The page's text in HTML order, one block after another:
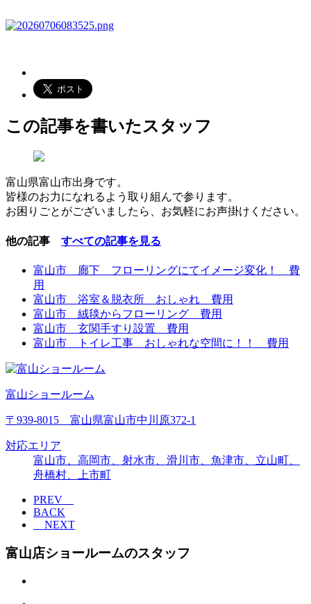
この記事を書いたスタッフ
富山県富山市出身です。
皆様のお力になれるよう取り組んで参ります。
お困りごとがございましたら、お気軽にお声掛けください。
他の記事 すべての記事を見る
富山市 廊下 フローリングにてイメージ変化！ 費
用
富山市 浴室＆脱衣所 おしゃれ 費用
富山市 絨毯からフローリング 費用
富山市 玄関手すり設置 費用
富山市 トイレ工事 おしゃれな空間に！！ 費用
富山ショールーム
〒939-8015 富山県富山市中川原372-1
対応エリア
富山市、高岡市、射水市、滑川市、魚津市、立山町、
舟橋村、上市町
PREV
BACK
NEXT
富山店ショールームのスタッフ